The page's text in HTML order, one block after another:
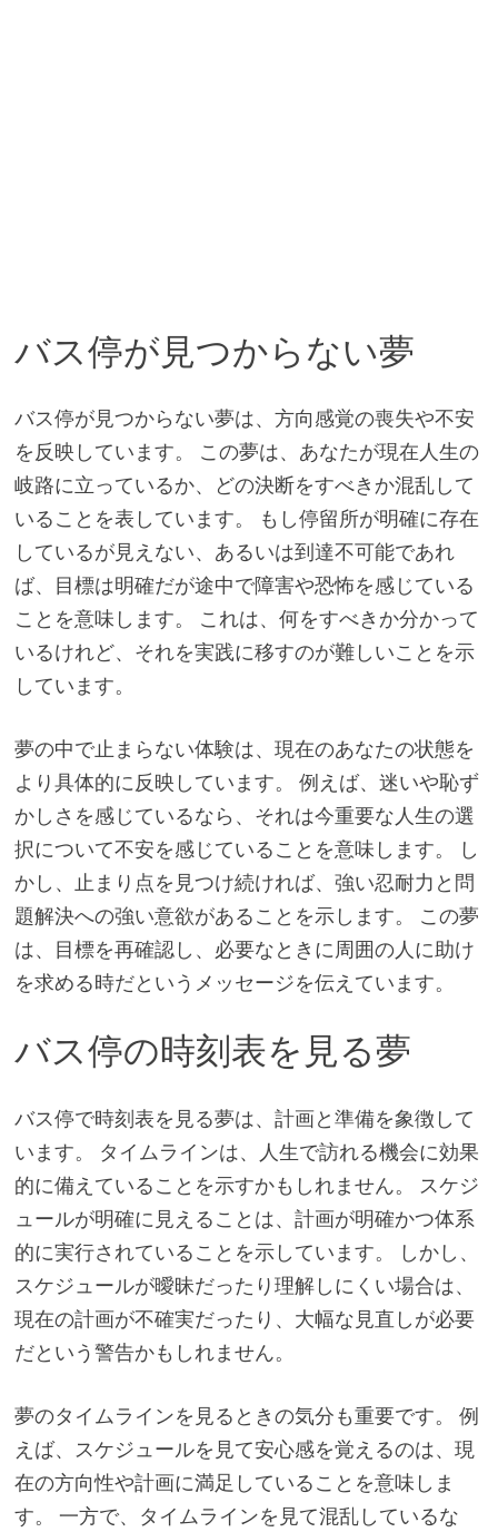
バス停が見つからない夢
バス停が見つからない夢は、方向感覚の喪失や不安
を反映しています。 この夢は、あなたが現在人生の
岐路に立っているか、どの決断をすべきか混乱して
いることを表しています。 もし停留所が明確に存在
しているが見えない、あるいは到達不可能であれ
ば、目標は明確だが途中で障害や恐怖を感じている
ことを意味します。 これは、何をすべきか分かって
いるけれど、それを実践に移すのが難しいことを示
しています。
夢の中で止まらない体験は、現在のあなたの状態を
より具体的に反映しています。 例えば、迷いや恥ず
かしさを感じているなら、それは今重要な人生の選
択について不安を感じていることを意味します。 し
かし、止まり点を見つけ続ければ、強い忍耐力と問
題解決への強い意欲があることを示します。 この夢
は、目標を再確認し、必要なときに周囲の人に助け
を求める時だというメッセージを伝えています。
バス停の時刻表を見る夢
バス停で時刻表を見る夢は、計画と準備を象徴して
います。 タイムラインは、人生で訪れる機会に効果
的に備えていることを示すかもしれません。 スケジ
ュールが明確に見えることは、計画が明確かつ体系
的に実行されていることを示しています。 しかし、
スケジュールが曖昧だったり理解しにくい場合は、
現在の計画が不確実だったり、大幅な見直しが必要
だという警告かもしれません。
夢のタイムラインを見るときの気分も重要です。 例
えば、スケジュールを見て安心感を覚えるのは、現
在の方向性や計画に満足していることを意味しま
す。 一方で、タイムラインを見て混乱しているな